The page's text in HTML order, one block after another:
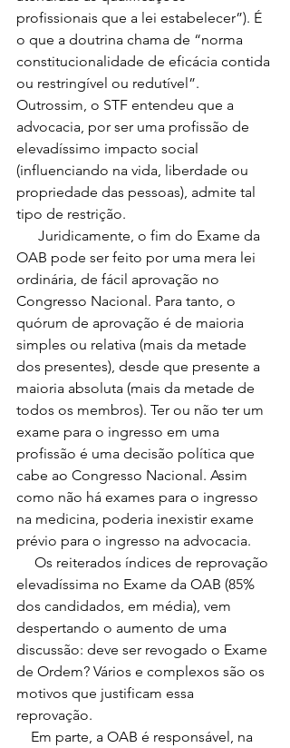
profissionais que a lei estabelecer”). É
o que a doutrina chama de “norma
constitucionalidade de eficácia contida
ou restringível ou redutível”.
Outrossim, o STF entendeu que a
advocacia, por ser uma profissão de
elevadíssimo impacto social
(influenciando na vida, liberdade ou
propriedade das pessoas), admite tal
tipo de restrição.
OAB pode ser feito por uma mera lei
ordinária, de fácil aprovação no
Congresso Nacional. Para tanto, o
quórum de aprovação é de maioria
simples ou relativa (mais da metade
dos presentes), desde que presente a
maioria absoluta (mais da metade de
todos os membros). Ter ou não ter um
exame para o ingresso em uma
profissão é uma decisão política que
cabe ao Congresso Nacional. Assim
como não há exames para o ingresso
na medicina, poderia inexistir exame
prévio para o ingresso na advocacia.
elevadíssima no Exame da OAB (85%
dos candidados, em média), vem
despertando o aumento de uma
discussão: deve ser revogado o Exame
de Ordem? Vários e complexos são os
motivos que justificam essa
reprovação.